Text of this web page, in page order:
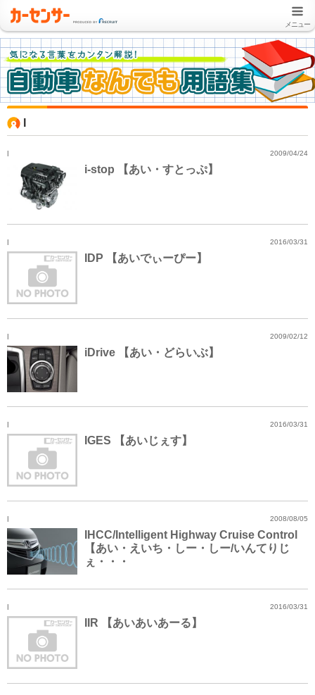
メニュー
I 2009/04/24
i-stop 【あい・すとっぷ】
I 2016/03/31
IDP 【あいでぃーぴー】
I 2009/02/12
iDrive 【あい・どらいぶ】
I 2016/03/31
IGES 【あいじぇす】
I 2008/08/05
IHCC/Intelligent Highway Cruise Control
【あい・えいち・しー・しー/いんてりじ
ぇ・・・
I 2016/03/31
IIR 【あいあいあーる】